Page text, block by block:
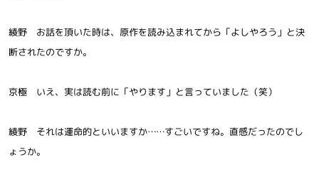
綾野 お話を頂いた時は、原作を読み込まれてから「よしやろう」と決
断されたのですか。
京極 いえ、実は読む前に「やります」と言っていました（笑）
綾野 それは運命的といいますか……すごいですね。直感だったのでし
ょうか。